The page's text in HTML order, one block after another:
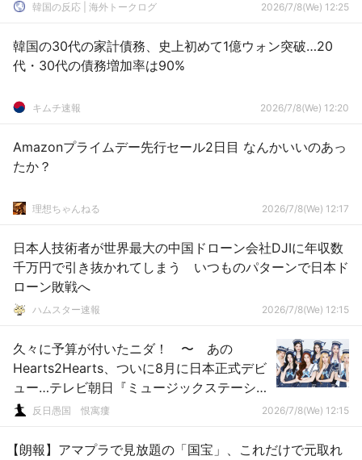
韓国の反応 | 海外トークログ 2026/7/8(We) 12:25
韓国の30代の家計債務、史上初めて1億ウォン突破…20
代・30代の債務増加率は90%
キムチ速報 2026/7/8(We) 12:20
Amazonプライムデー先行セール2日目 なんかいいのあっ
たか？
理想ちゃんねる 2026/7/8(We) 12:17
日本人技術者が世界最大の中国ドローン会社DJIに年収数
千万円で引き抜かれてしまう いつものパターンで日本ド
ローン敗戦へ
ハムスター速報 2026/7/8(We) 12:15
久々に予算が付いたニダ！ 〜 あの
Hearts2Hearts、ついに8月に日本正式デビ
ュー…テレビ朝日『ミュージックステーショ
ン』にも出演
反日愚国 恨寓瘻 2026/7/8(We) 12:15
【朗報】アマプラで見放題の「国宝」、これだけで元取れ